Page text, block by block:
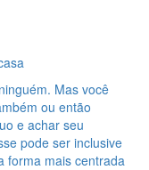
Mas você
ou então
e achar seu
pode ser inclusive
forma mais centrada